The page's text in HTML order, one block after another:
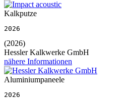
Kalkputze
2026
(2026)
Hessler Kalkwerke GmbH
nähere Informationen
Aluminiumpaneele
2026